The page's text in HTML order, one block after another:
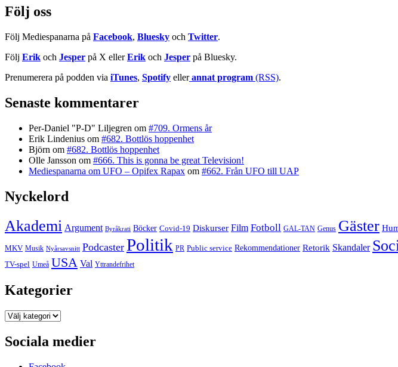
Följ oss
Följ Mediespanarna på Facebook, Bluesky och Twitter.
Följ Erik och Jesper på X ellerErik och Jesper på Bluesky.
Prenumerera på podden via iTunes, Spotify eller annat program (RSS).
Senaste kommentarer
Per-Daniel "P-D" Liljegren om #709. Ormens år
Erik Lindenius om #682. Bottlös hoppenhet
Björn om #682. Bottlös hoppenhet
Olle Jansson om #666. This is gonna be great Television!
Mediespanarna om UFO – Opifex Rapax om #662. Från UFO till UAP
Nyckelord
Akademi Argument Byråkrati Böcker Covid-19 Diskurser Film Fotboll GAL-TAN Genus Gäster
MKV Musik Nyårsavsnitt Podcaster Politik PR Public service Rekommendationer Retorik Skandaler
TV-spel Umeå USA Val Yttrandefrihet
Kategorier
Kategorier
Sociala medier